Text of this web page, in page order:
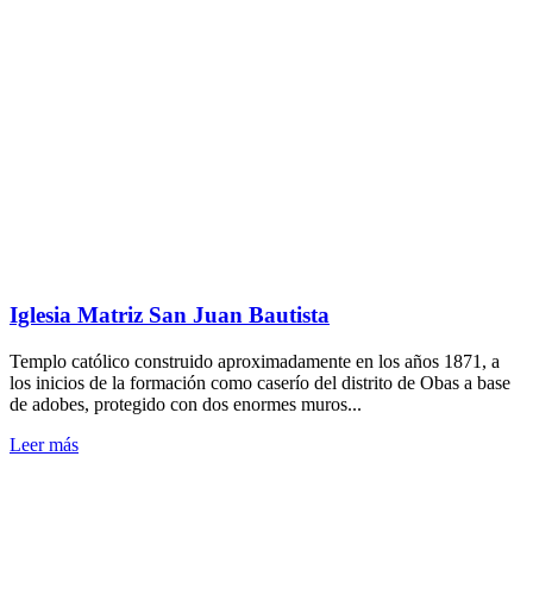
Iglesia Matriz San Juan Bautista
Templo católico construido aproximadamente en los años 1871, a
los inicios de la formación como caserío del distrito de Obas a base
de adobes, protegido con dos enormes muros...
Leer más